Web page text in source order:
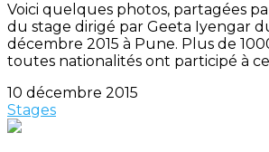
Voici quelques photos, partagées
du stage dirigé par Geeta Iyengar
décembre 2015 à Pune. Plus de
toutes nationalités ont participé à
10 décembre 2015
Stages